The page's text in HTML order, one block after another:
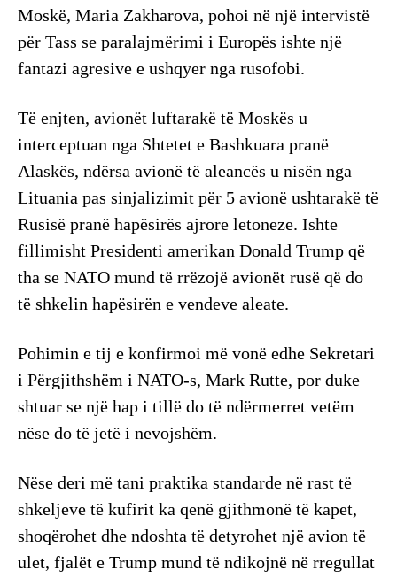
Moskë, Maria Zakharova, pohoi në një intervistë
për Tass se paralajmërimi i Europës ishte një
fantazi agresive e ushqyer nga rusofobi.
Të enjten, avionët luftarakë të Moskës u
interceptuan nga Shtetet e Bashkuara pranë
Alaskës, ndërsa avionë të aleancës u nisën nga
Lituania pas sinjalizimit për 5 avionë ushtarakë të
Rusisë pranë hapësirës ajrore letoneze. Ishte
fillimisht Presidenti amerikan Donald Trump që
tha se NATO mund të rrëzojë avionët rusë që do
të shkelin hapësirën e vendeve aleate.
Pohimin e tij e konfirmoi më vonë edhe Sekretari
i Përgjithshëm i NATO-s, Mark Rutte, por duke
shtuar se një hap i tillë do të ndërmerret vetëm
nëse do të jetë i nevojshëm.
Nëse deri më tani praktika standarde në rast të
shkeljeve të kufirit ka qenë gjithmonë të kapet,
shoqërohet dhe ndoshta të detyrohet një avion të
ulet, fjalët e Trump mund të ndikojnë në rregullat